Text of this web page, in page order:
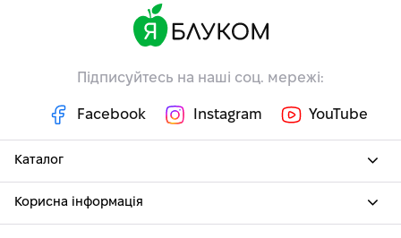
Підписуйтесь на наші соц. мережі:
Facebook Instagram YouTube
Каталог
Корисна інформація